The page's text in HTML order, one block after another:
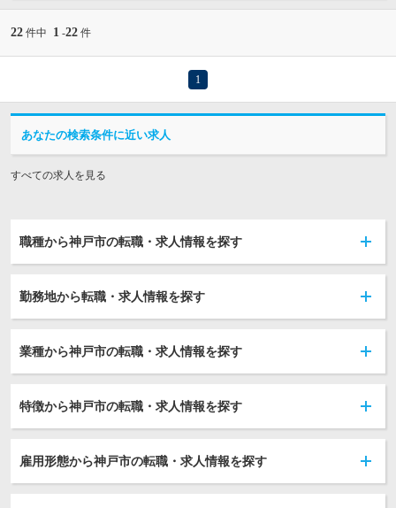
22 件中 1 -22 件
1
あなたの検索条件に近い求人
すべての求人を見る
職種から神戸市の転職・求人情報を探す
勤務地から転職・求人情報を探す
業種から神戸市の転職・求人情報を探す
特徴から神戸市の転職・求人情報を探す
雇用形態から神戸市の転職・求人情報を探す